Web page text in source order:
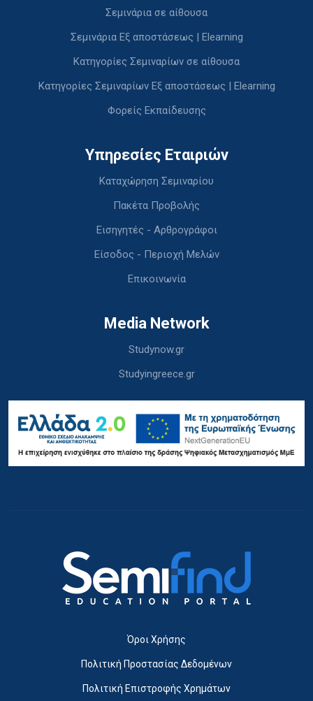
Σεμινάρια σε αίθουσα
Σεμινάρια Εξ αποστάσεως | Elearning
Κατηγορίες Σεμιναρίων σε αίθουσα
Κατηγορίες Σεμιναρίων Εξ αποστάσεως | Elearning
Φορείς Εκπαίδευσης
Υπηρεσίες Εταιριών
Καταχώρηση Σεμιναρίου
Πακέτα Προβολής
Εισηγητές - Αρθρογράφοι
Είσοδος - Περιοχή Μελών
Επικοινωνία
Media Network
Studynow.gr
Studyingreece.gr
Όροι Χρήσης
Πολιτική Προστασίας Δεδομένων
Πολιτική Επιστροφής Χρημάτων